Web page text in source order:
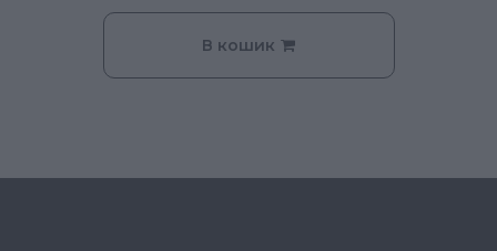
В кошик